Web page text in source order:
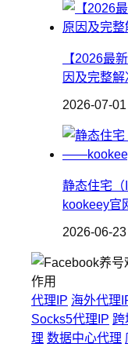
【2026最
因及完整
2026-07-01
静态住宅
kookeey官
2026-06-23
代理IP 海外代理
Socks5代理IP 跨
理 数据中心代理